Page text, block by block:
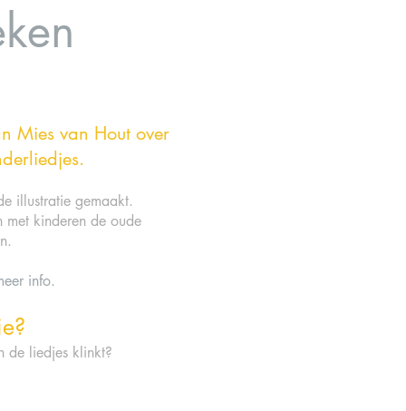
Mies van Hout over
illustratie gemaakt.
kinderen de oude
info.
de liedjes klinkt?